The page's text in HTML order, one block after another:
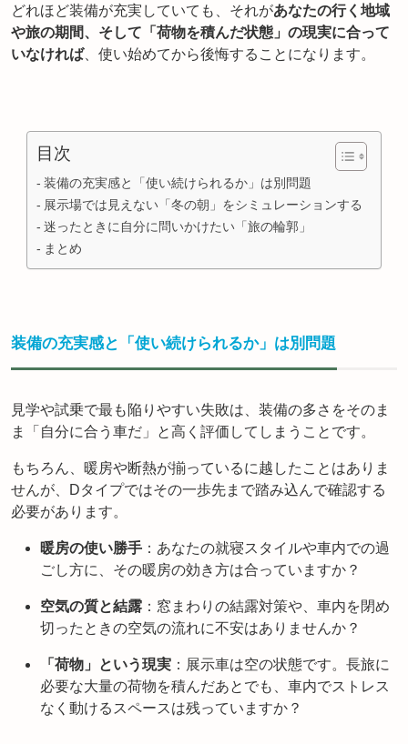
どれほど装備が充実していても、それがあなたの行く地域
や旅の期間、そして「荷物を積んだ状態」の現実に合って
いなければ、使い始めてから後悔することになります。
目次
装備の充実感と「使い続けられるか」は別問題
展示場では見えない「冬の朝」をシミュレーションする
迷ったときに自分に問いかけたい「旅の輪郭」
まとめ
装備の充実感と「使い続けられるか」は別問題
見学や試乗で最も陥りやすい失敗は、装備の多さをそのま
ま「自分に合う車だ」と高く評価してしまうことです。
もちろん、暖房や断熱が揃っているに越したことはありま
せんが、Dタイプではその一歩先まで踏み込んで確認する
必要があります。
暖房の使い勝手 ：あなたの就寝スタイルや車内での過
ごし方に、その暖房の効き方は合っていますか？
空気の質と結露 ：窓まわりの結露対策や、車内を閉め
切ったときの空気の流れに不安はありませんか？
「荷物」という現実 ：展示車は空の状態です。長旅に
必要な大量の荷物を積んだあとでも、車内でストレス
なく動けるスペースは残っていますか？